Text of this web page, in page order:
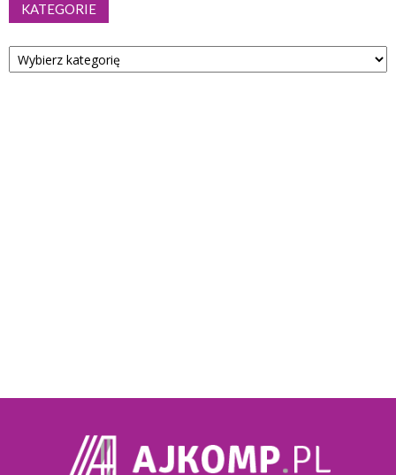
KATEGORIE
Kategorie